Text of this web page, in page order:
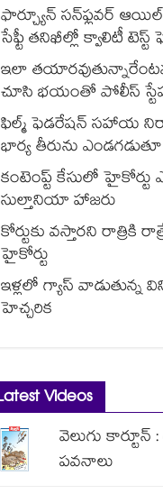
ఫార్చ్యూన్ సన్‌ఫ్లవర్
సేఫ్టీ తనిఖీల్లో క్వాలిటీ
ఇలా
చూసి భయంతో పోలీస్
ఫిల్మ్ ఫెడరేషన్ సహాయ
భార్య తీరును
కంటెంప్ట్ కేసులో హైకోర్టు
సుల్తానియా హాజరు
కోర్టుకు వస్తారని రాత్రికి
హైకోర్టు
ఇళ్లలో గ్యాస్ వాడుతున్న
హెచ్చరిక
Videos
వెలుగు
పవనాలు